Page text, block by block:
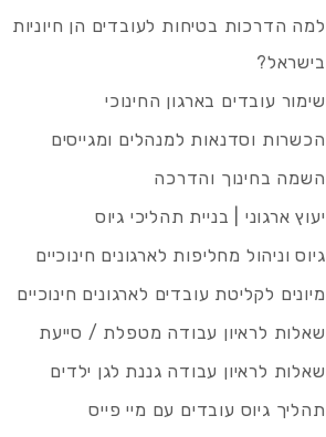
למה הדרכות בטיחות לעובדים הן חיוניות
בישראל?
שימור עובדים בארגון החינוכי
הכשרות וסדנאות למנהלים ומגייסים
השמה בחינוך והדרכה
יעוץ ארגוני | בניית תהליכי גיוס
גיוס וניהול מחליפות לארגונים חינוכיים
מיונים לקליטת עובדים לארגונים חינוכיים
שאלות לראיון עבודה מטפלת / סייעת
שאלות לראיון עבודה גננת לגן ילדים
תהליך גיוס עובדים עם מיי פייס